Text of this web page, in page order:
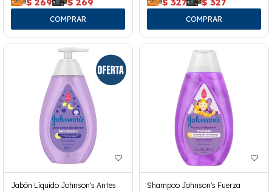
$ 269 $ 269 $ 327 $ 327
Jabón Líquido Johnson's Antes
Shampoo Johnson's Fuerza